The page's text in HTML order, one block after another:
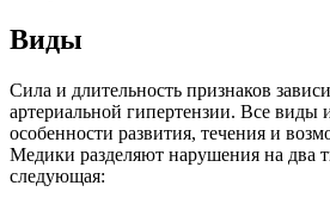
Виды
Сила и длительность признаков
артериальной гипертензии. Все виды
особенности развития, течения и
Медики разделяют нарушения на два
следующая: